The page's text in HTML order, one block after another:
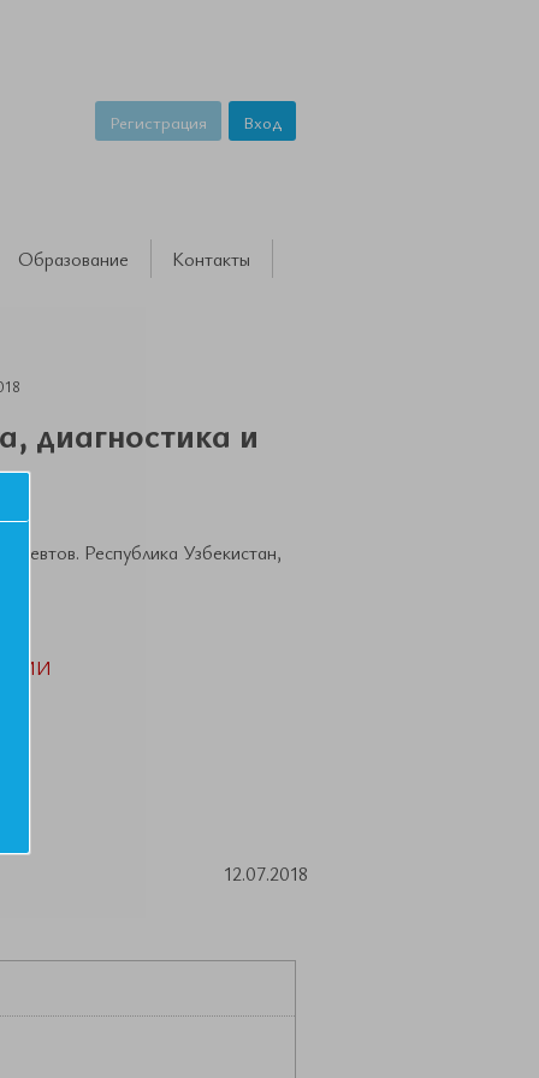
Регистрация Вход
Образование Контакты
диагностика и
Республика Узбекистан,
12.07.2018